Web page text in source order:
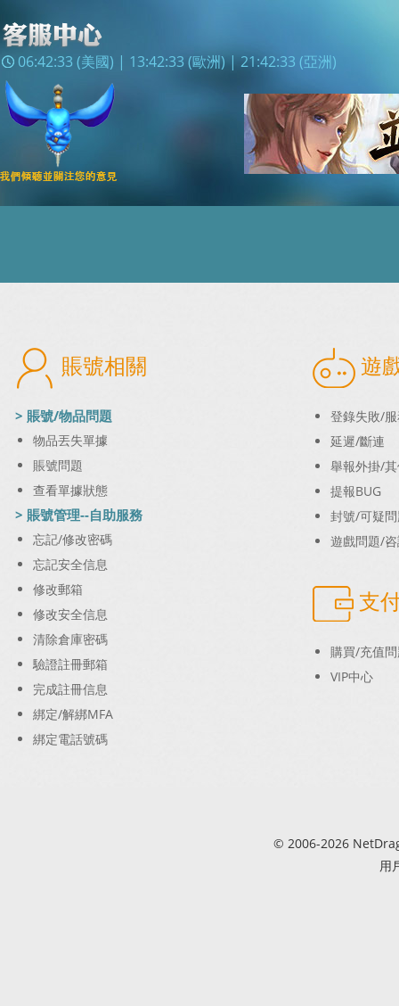
06:42:33 (美國) | 13:42:33 (歐洲) |21:42:33 (亞洲)
賬號相關
> 賬號/物品問題
物品丟失單據
賬號問題
查看單據狀態
> 賬號管理--自助服務
忘記/修改密碼
忘記安全信息
修改郵箱
修改安全信息
清除倉庫密碼
驗證註冊郵箱
完成註冊信息
綁定/解綁MFA
綁定電話號碼
遊
登錄失敗/
延遲/斷連
舉報外掛/
提報BUG
封號/可疑
遊戲問題/
支
購買/充值
VIP中心
© 2006-2026
用